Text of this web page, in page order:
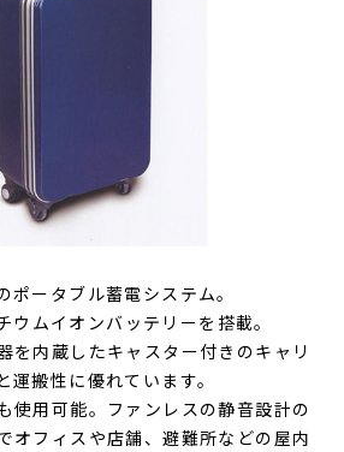
ータブル蓄電システム。
ムイオンバッテリーを搭載。
を内蔵したキャスター付きのキャリ
運搬性に優れています。
使用可能。ファンレスの静音設計の
オフィスや店舗、避難所などの屋内